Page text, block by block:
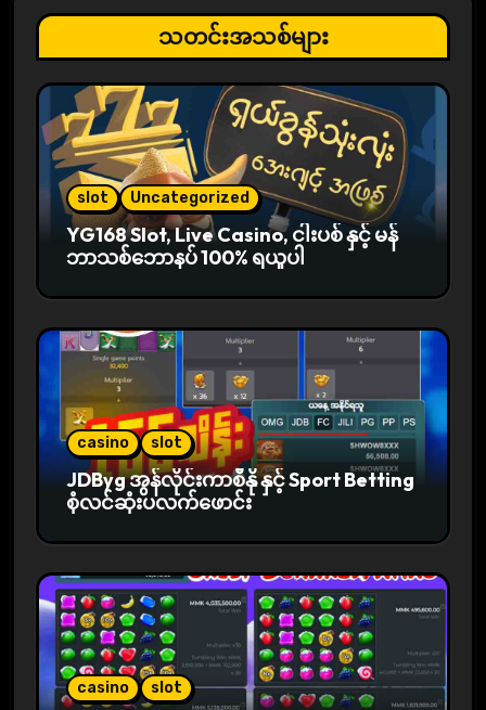
i
g
a
t
i
n
သတင်းအသစ်များ
slot Uncategorized
YG168 Slot, Live Casino, ငါးပစ် နှင့် မန်
ဘာသစ်ဘောနပ် 100% ရယူပါ
casino slot
JDByg အွန်လိုင်းကာစီနို နှင့် Sport Betting
စုံလင်ဆုံးပလက်ဖောင်း
casino slot